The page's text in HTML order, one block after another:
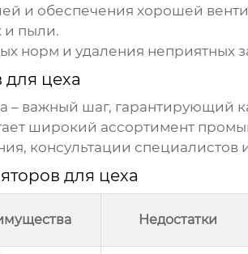
и обеспечения хорошей
и пыли.
норм и удаления неприятных
для цеха
– важный шаг, гарантирующий
широкий ассортимент
консультации специалистов
для цеха
Недостатки